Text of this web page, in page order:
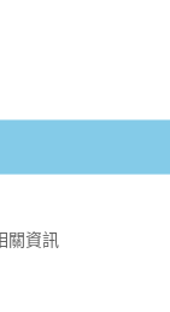
關資訊